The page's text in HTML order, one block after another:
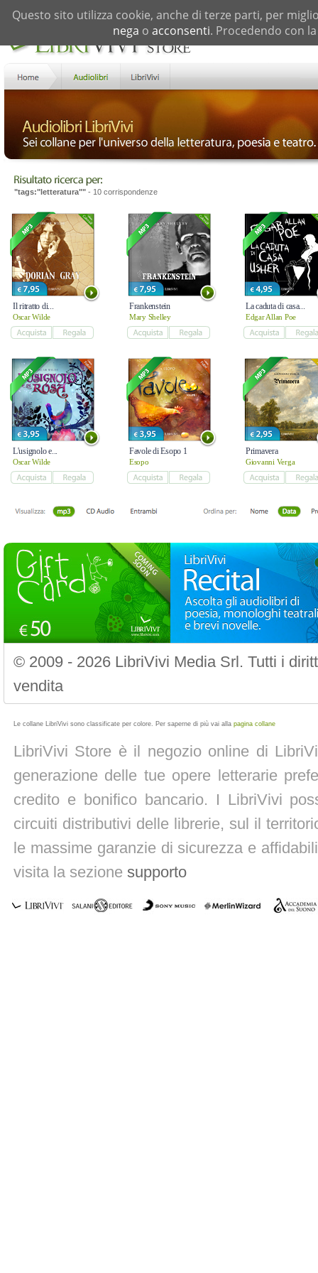
"tags:"letteratura"" - 10 corrispondenze
Il ritratto di...
Oscar Wilde
Frankenstein
Mary Shelley
La caduta di casa...
Edgar Allan Poe
L'usignolo e...
Oscar Wilde
Favole di Esopo 1
Esopo
Primavera
Giovanni Verga
© 2009 - 2026 LibriVivi Media Srl. Tutti i
vendita
Le collane LibriVivi sono classificate per colore. Per saperne di più vai alla pagina collane
LibriVivi Store è il negozio online di
generazione delle tue opere letterarie
credito e bonifico bancario. I LibriVivi
circuiti distributivi delle librerie, sul il
le massime garanzie di sicurezza e
visita la sezione supporto
Questo sito utilizza cookie, anche di terze parti, per
nega o acconsenti. Procedendo con